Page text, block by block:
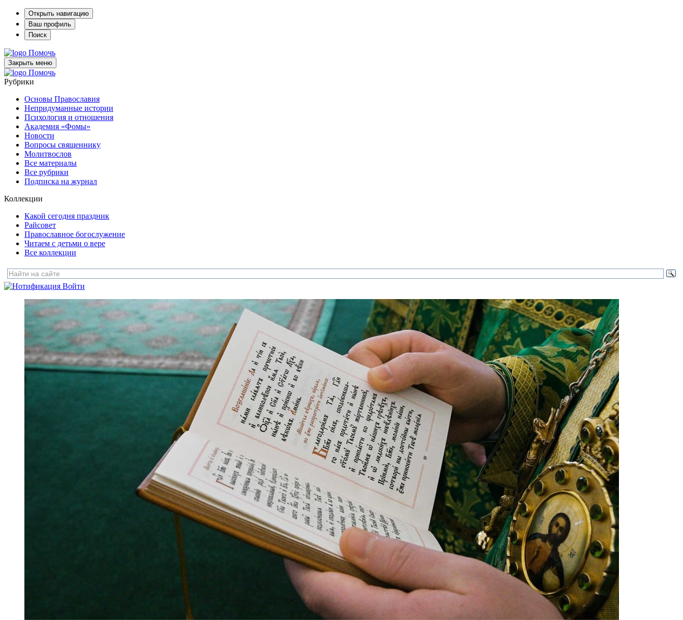
Открыть навигацию
Ваш профиль
Поиск
Помочь
Закрыть меню
Помочь
Рубрики
Основы Православия
Непридуманные истории
Психология и отношения
Академия «Фомы»
Новости
Вопросы священнику
Молитвослов
Все материалы
Все рубрики
Подписка на журнал
Коллекции
Какой сегодня праздник
Райсовет
Православное богослужение
Читаем с детьми о вере
Все коллекции
Войти